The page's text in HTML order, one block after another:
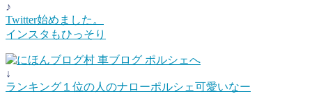
♪
Twitter始めました。
インスタもひっそり
↓
ランキング１位の人のナローポルシェ可愛いなー